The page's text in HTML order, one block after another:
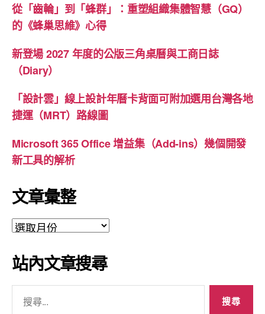
從「齒輪」到「蜂群」：重塑組織集體智慧（GQ）
的《蜂巢思維》心得
新登場 2027 年度的公版三角桌曆與工商日誌
（Diary）
「設計雲」線上設計年曆卡背面可附加選用台灣各地
捷運（MRT）路線圖
Microsoft 365 Office 增益集（Add-ins）幾個開發
新工具的解析
文章彙整
文
彙
整
站內文章搜尋